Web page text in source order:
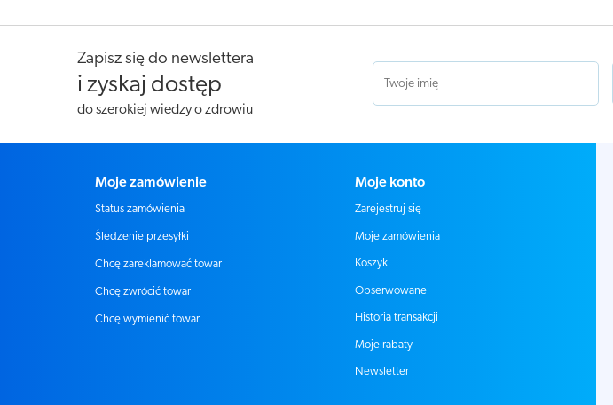
Zapisz się do newslettera
i zyskaj dostęp
do szerokiej wiedzy o zdrowiu
Moje zamówienie
Status zamówienia
Śledzenie przesyłki
Chcę zareklamować towar
Chcę zwrócić towar
Chcę wymienić towar
Moje konto
Zarejestruj się
Moje zamówienia
Koszyk
Obserwowane
Historia transakcji
Moje rabaty
Newsletter